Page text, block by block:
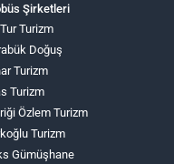
Şirketleri
Turizm
Doğuş
Turizm
Turizm
Özlem Turizm
Turizm
Gümüşhane